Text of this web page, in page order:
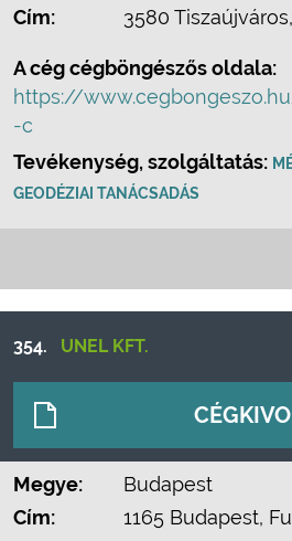
Cím:
3580
A cég cégböngészős oldala:
https://
-c
Tevékenység, szolgáltatás:
GEODÉZIAI TANÁCSADÁS
354. UNEL KFT.
Megye:
Budapest
Cím:
1165 Budapest,